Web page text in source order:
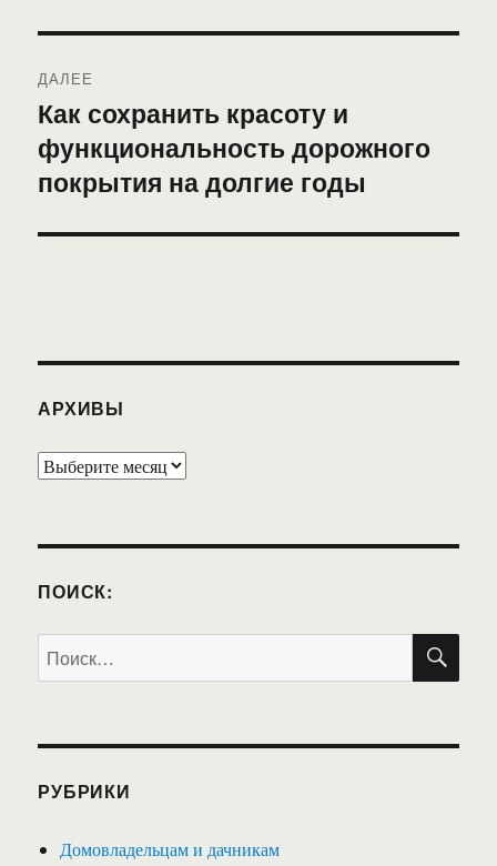
ДАЛЕЕ
Следующая
запись:
Как сохранить красоту и
функциональность дорожного
покрытия на долгие годы
АРХИВЫ
Архивы
ПОИСК:
Искать:
РУБРИКИ
Домовладельцам и дачникам